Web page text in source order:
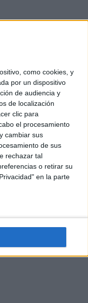
como cookies, y
por un dispositivo
de audiencia y
de localización
clic para
el procesamiento
cambiar sus
de sus
rechazar tal
o retirar su
en la parte